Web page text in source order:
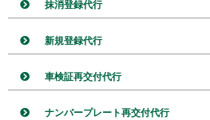
抹消登録代行
新規登録代行
車検証再交付代行
ナンバープレート再交付代行